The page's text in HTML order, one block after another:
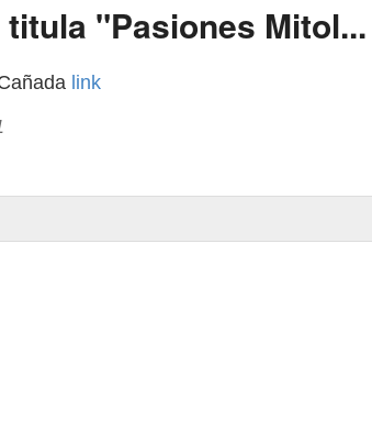
"Pasiones Mitol...
link